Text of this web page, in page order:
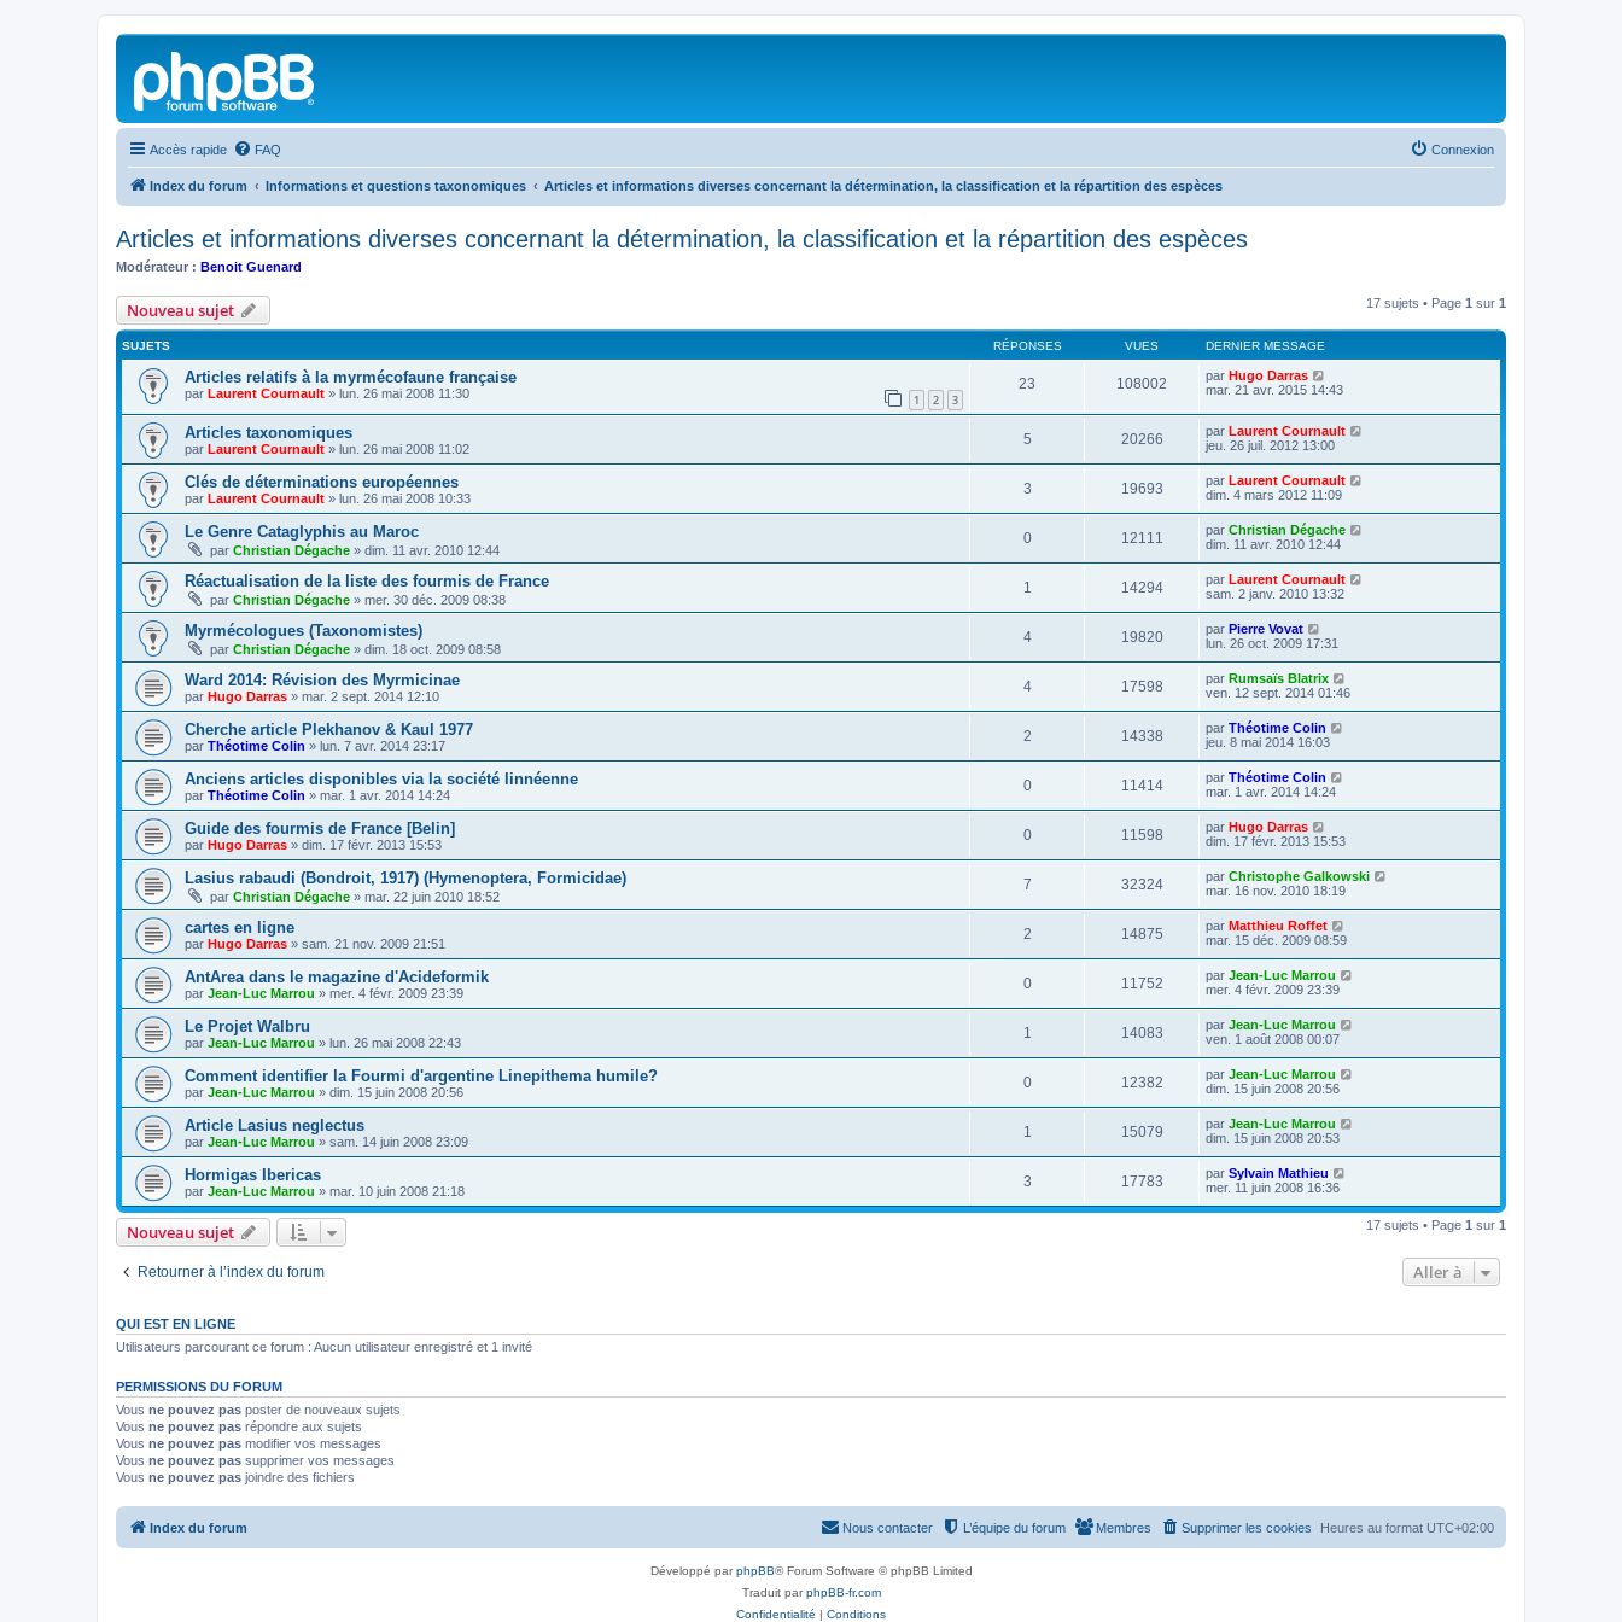
Accès rapide FAQ Connexion
Index du forum Informations et questions taxonomiques Articles et informations diverses concernant la détermination, la classification et la répartition des espèces
Articles et informations diverses concernant la détermination, la classification et la répartition des espèces
Modérateur : Benoit Guenard
Nouveau sujet 17 sujets • Page 1 sur 1
SUJETS RÉPONSES VUES DERNIER MESSAGE
Articles relatifs à la myrmécofaune française
par Laurent Cournault » lun. 26 mai 2008 11:30 1 2 3
23 108002 par Hugo Darras
mar. 21 avr. 2015 14:43
Articles taxonomiques
par Laurent Cournault » lun. 26 mai 2008 11:02
5 20266 par Laurent Cournault
jeu. 26 juil. 2012 13:00
Clés de déterminations européennes
par Laurent Cournault » lun. 26 mai 2008 10:33
3 19693 par Laurent Cournault
dim. 4 mars 2012 11:09
Le Genre Cataglyphis au Maroc
par Christian Dégache » dim. 11 avr. 2010 12:44
0 12111 par Christian Dégache
dim. 11 avr. 2010 12:44
Réactualisation de la liste des fourmis de France
par Christian Dégache » mer. 30 déc. 2009 08:38
1 14294 par Laurent Cournault
sam. 2 janv. 2010 13:32
Myrmécologues (Taxonomistes)
par Christian Dégache » dim. 18 oct. 2009 08:58
4 19820 par Pierre Vovat
lun. 26 oct. 2009 17:31
Ward 2014: Révision des Myrmicinae
par Hugo Darras » mar. 2 sept. 2014 12:10
4 17598 par Rumsaïs Blatrix
ven. 12 sept. 2014 01:46
Cherche article Plekhanov & Kaul 1977
par Théotime Colin » lun. 7 avr. 2014 23:17
2 14338 par Théotime Colin
jeu. 8 mai 2014 16:03
Anciens articles disponibles via la société linnéenne
par Théotime Colin » mar. 1 avr. 2014 14:24
0 11414 par Théotime Colin
mar. 1 avr. 2014 14:24
Guide des fourmis de France [Belin]
par Hugo Darras » dim. 17 févr. 2013 15:53
0 11598 par Hugo Darras
dim. 17 févr. 2013 15:53
Lasius rabaudi (Bondroit, 1917) (Hymenoptera, Formicidae)
par Christian Dégache » mar. 22 juin 2010 18:52
7 32324 par Christophe Galkowski
mar. 16 nov. 2010 18:19
cartes en ligne
par Hugo Darras » sam. 21 nov. 2009 21:51
2 14875 par Matthieu Roffet
mar. 15 déc. 2009 08:59
AntArea dans le magazine d'Acideformik
par Jean-Luc Marrou » mer. 4 févr. 2009 23:39
0 11752 par Jean-Luc Marrou
mer. 4 févr. 2009 23:39
Le Projet Walbru
par Jean-Luc Marrou » lun. 26 mai 2008 22:43
1 14083 par Jean-Luc Marrou
ven. 1 août 2008 00:07
Comment identifier la Fourmi d'argentine Linepithema humile?
par Jean-Luc Marrou » dim. 15 juin 2008 20:56
0 12382 par Jean-Luc Marrou
dim. 15 juin 2008 20:56
Article Lasius neglectus
par Jean-Luc Marrou » sam. 14 juin 2008 23:09
1 15079 par Jean-Luc Marrou
dim. 15 juin 2008 20:53
Hormigas Ibericas
par Jean-Luc Marrou » mar. 10 juin 2008 21:18
3 17783 par Sylvain Mathieu
mer. 11 juin 2008 16:36
Nouveau sujet 17 sujets • Page 1 sur 1
Retourner à l’index du forum Aller à
QUI EST EN LIGNE
Utilisateurs parcourant ce forum : Aucun utilisateur enregistré et 1 invité
PERMISSIONS DU FORUM
Vous ne pouvez pas poster de nouveaux sujets
Vous ne pouvez pas répondre aux sujets
Vous ne pouvez pas modifier vos messages
Vous ne pouvez pas supprimer vos messages
Vous ne pouvez pas joindre des fichiers
Index du forum Heures au format UTC+02:00
Supprimer les cookies
Membres
L’équipe du forum
Nous contacter
Développé parphpBB® Forum Software © phpBB Limited
Traduit parphpBB-fr.com
Confidentialité | Conditions